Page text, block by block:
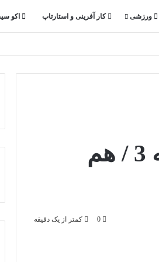
ورزشی کار آفرینی و استارتاپ اکو
پویش «نوبت خدمت» در منطقه 3 / هم
0 کمتر از یک دقیقه